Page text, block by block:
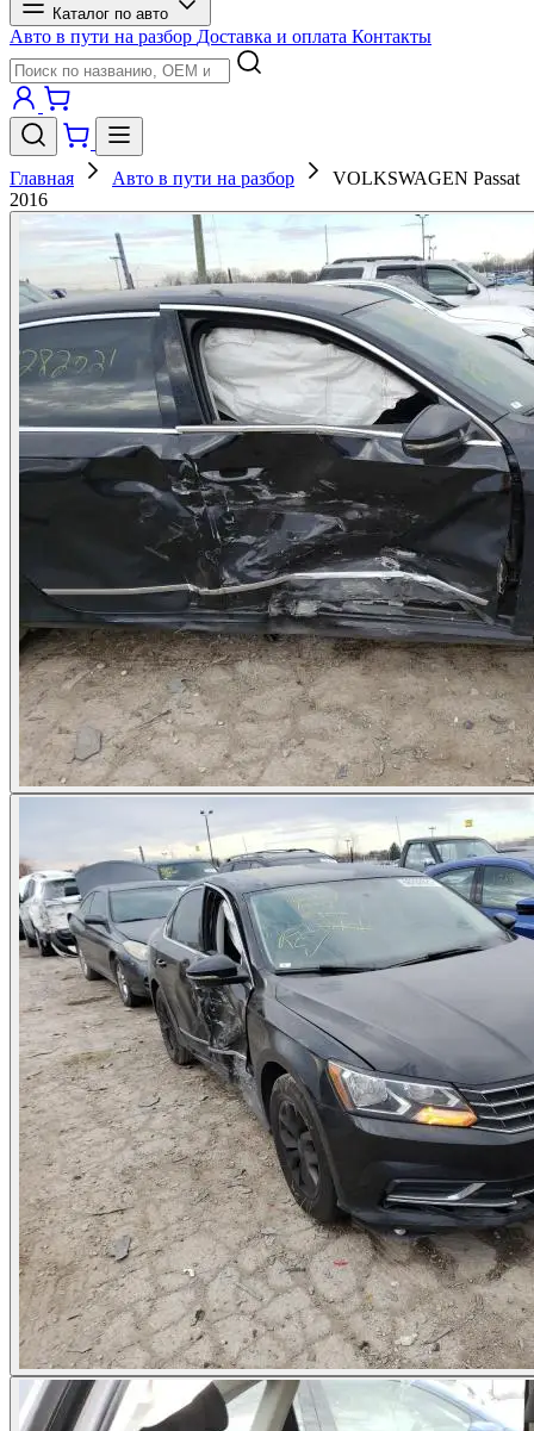
Каталог по авто
Авто в пути на разбор Доставка и оплата Контакты
Главная Авто в пути на разбор
VOLKSWAGEN Passat
2016